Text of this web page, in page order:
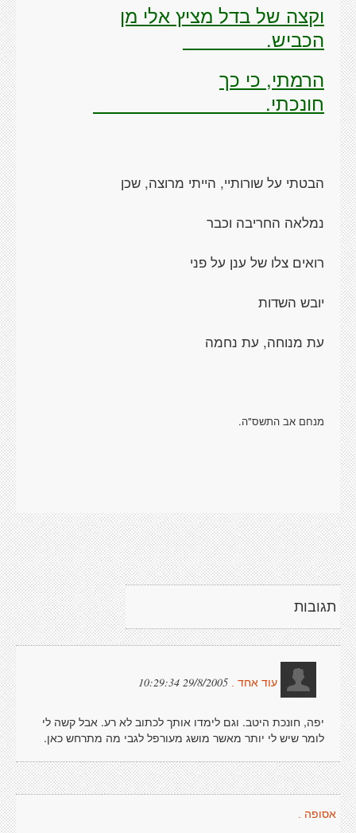
וקצה של בדל מציץ אלי מן
הכביש.
הרמתי, כי כך
חונכתי.
הבטתי על שורותיי, הייתי מרוצה, שכן
נמלאה החריבה וכבר
רואים צלו של ענן על פני
יובש השדות
עת מנוחה, עת נחמה
מנחם אב התשס"ה.
תגובות
עוד אחד . 29/8/2005 10:29:34
יפה, חונכת היטב. וגם לימדו אותך לכתוב לא רע. אבל קשה לי
לומר שיש לי יותר מאשר מושג מעורפל לגבי מה מתרחש כאן.
אסופה .